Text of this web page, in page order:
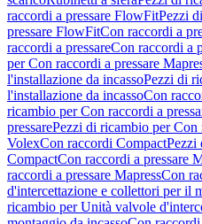
raccordi a pressare FlowFitPezzi
pressare FlowFitCon raccordi a
raccordi a pressareCon raccordi a
per Con raccordi a pressare
l'installazione da incassoPezzi di
l'installazione da incassoCon
ricambio per Con raccordi a
pressarePezzi di ricambio per Con
VolexCon raccordi CompactPezzi
CompactCon raccordi a pressare
raccordi a pressare MapressCon
d'intercettazione e collettori per il
ricambio per Unità valvole